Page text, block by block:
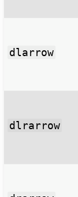
dlarrow
dlrarrow